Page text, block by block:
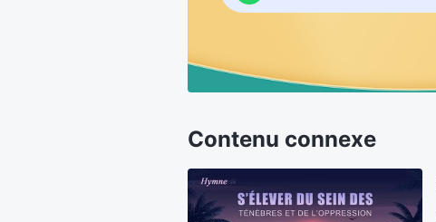
Contenu connexe